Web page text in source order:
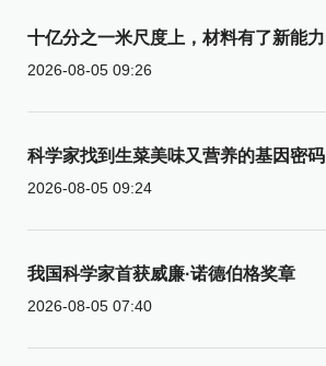
十亿分之一米尺度上，材料有了新能力
2026-08-05 09:26
科学家找到生菜美味又营养的基因密码
2026-08-05 09:24
我国科学家首获威廉·诺德伯格奖章
2026-08-05 07:40